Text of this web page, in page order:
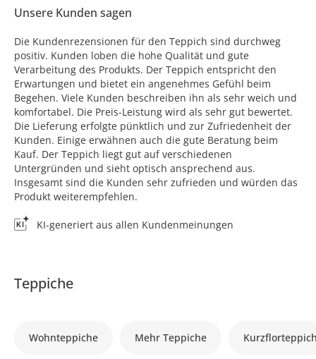
Unsere Kunden sagen
Die Kundenrezensionen für den Teppich sind durchweg
positiv. Kunden loben die hohe Qualität und gute
Verarbeitung des Produkts. Der Teppich entspricht den
Erwartungen und bietet ein angenehmes Gefühl beim
Begehen. Viele Kunden beschreiben ihn als sehr weich und
komfortabel. Die Preis-Leistung wird als sehr gut bewertet.
Die Lieferung erfolgte pünktlich und zur Zufriedenheit der
Kunden. Einige erwähnen auch die gute Beratung beim
Kauf. Der Teppich liegt gut auf verschiedenen
Untergründen und sieht optisch ansprechend aus.
Insgesamt sind die Kunden sehr zufrieden und würden das
Produkt weiterempfehlen.
KI-generiert aus allen Kundenmeinungen
Teppiche
Wohnteppiche Mehr Teppiche